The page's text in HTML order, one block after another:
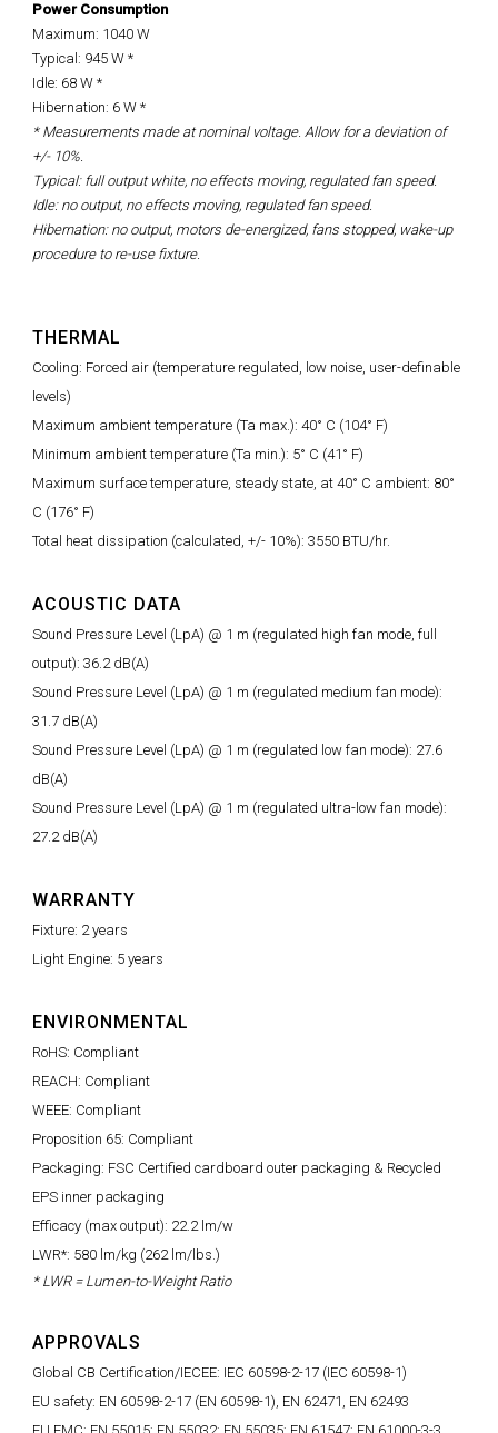
Power Consumption
Maximum: 1040 W
Typical: 945 W *
Idle: 68 W *
Hibernation: 6 W *
* Measurements made at nominal voltage. Allow for a deviation of
+/- 10%.
Typical: full output white, no effects moving, regulated fan speed.
Idle: no output, no effects moving, regulated fan speed.
Hibernation: no output, motors de-energized, fans stopped, wake-up
procedure to re-use fixture.
THERMAL
Cooling: Forced air (temperature regulated, low noise, user-definable
levels)
Maximum ambient temperature (Ta max.): 40° C (104° F)
Minimum ambient temperature (Ta min.): 5° C (41° F)
Maximum surface temperature, steady state, at 40° C ambient: 80°
C (176° F)
Total heat dissipation (calculated, +/- 10%): 3550 BTU/hr.
ACOUSTIC DATA
Sound Pressure Level (LpA) @ 1 m (regulated high fan mode, full
output): 36.2 dB(A)
Sound Pressure Level (LpA) @ 1 m (regulated medium fan mode):
31.7 dB(A)
Sound Pressure Level (LpA) @ 1 m (regulated low fan mode): 27.6
dB(A)
Sound Pressure Level (LpA) @ 1 m (regulated ultra-low fan mode):
27.2 dB(A)
WARRANTY
Fixture: 2 years
Light Engine: 5 years
ENVIRONMENTAL
RoHS: Compliant
REACH: Compliant
WEEE: Compliant
Proposition 65: Compliant
Packaging: FSC Certified cardboard outer packaging & Recycled
EPS inner packaging
Efficacy (max output): 22.2 lm/w
LWR*: 580 lm/kg (262 lm/lbs.)
* LWR = Lumen-to-Weight Ratio
APPROVALS
Global CB Certification/IECEE: IEC 60598-2-17 (IEC 60598-1)
EU safety: EN 60598-2-17 (EN 60598-1), EN 62471, EN 62493